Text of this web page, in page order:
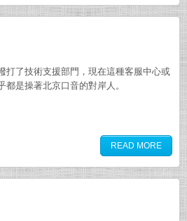
打了技術支援部門，現在這種客服中心或
是操著北京口音的對岸人。
READ MORE